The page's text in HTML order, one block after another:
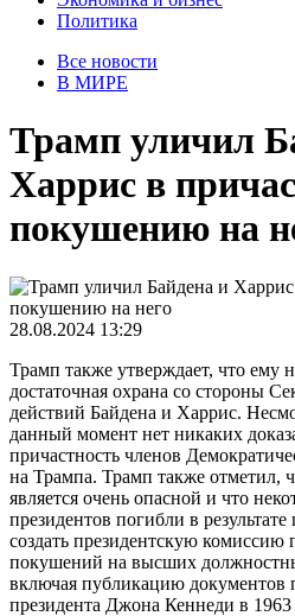
Политика
Все новости
В МИРЕ
Трамп уличил
Харрис в
покушению на
28.08.2024 13:29
Трамп также утверждает, что ему
достаточная охрана со стороны
действий Байдена и Харрис.
данный момент нет никаких
причастность членов
на Трампа. Трамп также отметил,
является очень опасной и что
президентов погибли в
создать президентскую комиссию
покушений на высших
включая публикацию документов
президента Джона Кеннеди в 1963